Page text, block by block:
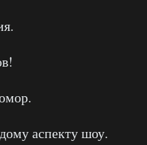
аспекту шоу.